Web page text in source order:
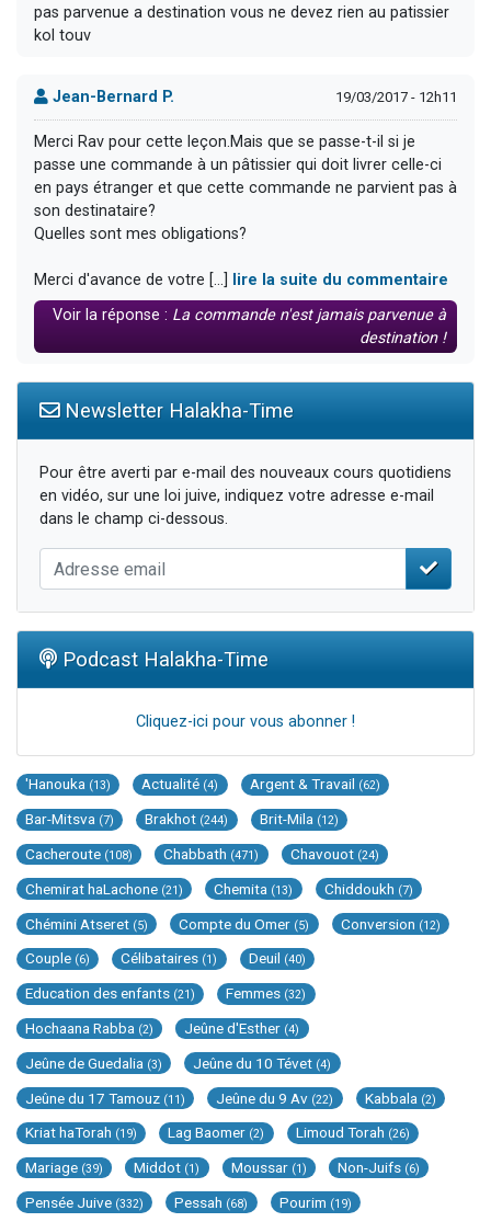
pas parvenue a destination vous ne devez rien au patissier
kol touv
Jean-Bernard P. 19/03/2017 - 12h11
Merci Rav pour cette leçon.Mais que se passe-t-il si je
passe une commande à un pâtissier qui doit livrer celle-ci
en pays étranger et que cette commande ne parvient pas à
son destinataire?
Quelles sont mes obligations?
Merci d'avance de votre [...]
lire la suite du commentaire
Voir la réponse : La commande n'est jamais parvenue à
destination !
Newsletter Halakha-Time
Pour être averti par e-mail des nouveaux cours quotidiens
en vidéo, sur une loi juive, indiquez votre adresse e-mail
dans le champ ci-dessous.
Podcast Halakha-Time
Cliquez-ici pour vous abonner !
'Hanouka (13) Actualité (4) Argent & Travail (62)
Bar-Mitsva (7) Brakhot (244) Brit-Mila (12)
Cacheroute (108) Chabbath (471) Chavouot (24)
Chemirat haLachone (21) Chemita (13) Chiddoukh (7)
Chémini Atseret (5) Compte du Omer (5) Conversion (12)
Couple (6) Célibataires (1) Deuil (40)
Education des enfants (21) Femmes (32)
Hochaana Rabba (2) Jeûne d'Esther (4)
Jeûne de Guedalia (3) Jeûne du 10 Tévet (4)
Jeûne du 17 Tamouz (11) Jeûne du 9 Av (22) Kabbala (2)
Kriat haTorah (19) Lag Baomer (2) Limoud Torah (26)
Mariage (39) Middot (1) Moussar (1) Non-Juifs (6)
Pensée Juive (332) Pessah (68) Pourim (19)